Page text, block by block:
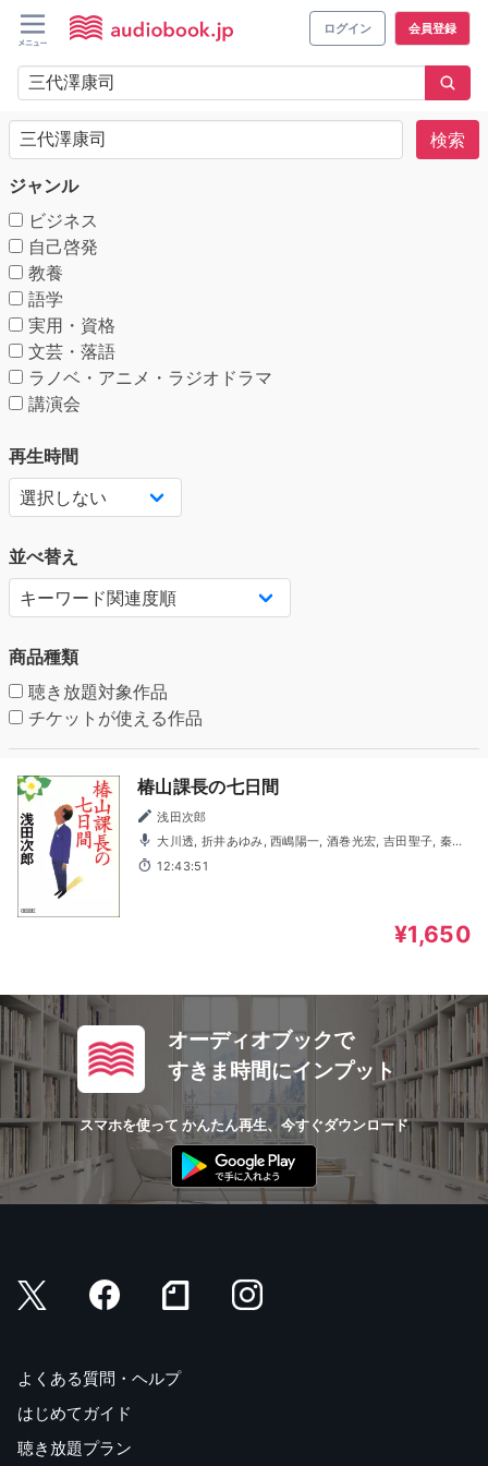
ログイン 会員登録
検索
ジャンル
ビジネス
自己啓発
教養
語学
実用・資格
文芸・落語
ラノベ・アニメ・ラジオドラマ
講演会
再生時間
並べ替え
商品種類
聴き放題対象作品
チケットが使える作品
椿山課長の七日間
浅田次郎
大川透, 折井あゆみ, 西嶋陽一, 酒巻光宏, 吉田聖子, 秦佐
和子, 西村知道, 高田憂希, 宮川美保, 永吉ユカ, 三代澤康司,
伊藤史隆, 中邨雄二, 橋詰優子, 岩本計介, 横山太一, 塚本麻里
12:43:51
¥1,650
オーディオブックで
すきま時間にインプット
スマホを使って かんたん再生、今すぐダウンロード
よくある質問・ヘルプ
はじめてガイド
聴き放題プラン